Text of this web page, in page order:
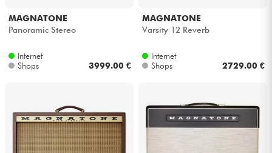
MAGNATONE
Panoramic Stereo
Internet
Shops
3999.00 €
MAGNATONE
Varsity 12 Reverb
Internet
Shops
2729.00 €